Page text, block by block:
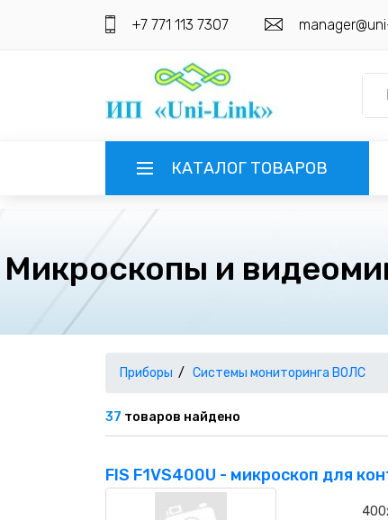
+7 771 113 7307
КАТАЛОГ ТОВАРОВ
ГЛАВНАЯ
О КОМПАНИИ
НАШИ ПОСТАВЩИКИ
НАШИ ПОКУПАТЕЛИ
ГЕОСИНТЕТИЧЕСКИЕ МАТЕРИАЛЫ
КОНТАКТЫ
+7 771 113 7307
Микроскопы и
Приборы Системы мониторинга ВОЛС
37 товаров найдено
FIS F1VS400U - микроскоп для